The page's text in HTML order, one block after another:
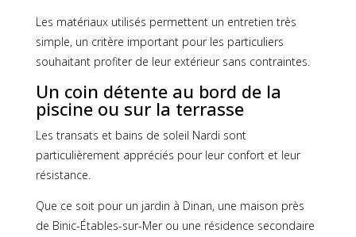
Les matériaux utilisés permettent un entretien très
simple, un critère important pour les particuliers
souhaitant profiter de leur extérieur sans contraintes.
Un coin détente au bord de la
piscine ou sur la terrasse
Les transats et bains de soleil Nardi sont
particulièrement appréciés pour leur confort et leur
résistance.
Que ce soit pour un jardin à Dinan, une maison près
de Binic-Étables-sur-Mer ou une résidence secondaire